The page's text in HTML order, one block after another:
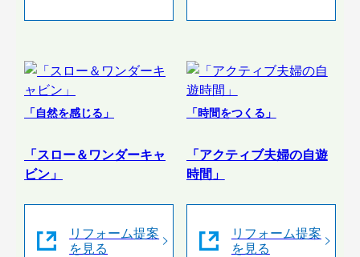
「自然を感じる」
「スロー＆ワンダーキャ
ビン」
リフォーム提案
を見る
「時間をつくる」
「アクティブ夫婦の自遊
時間」
リフォーム提案
を見る